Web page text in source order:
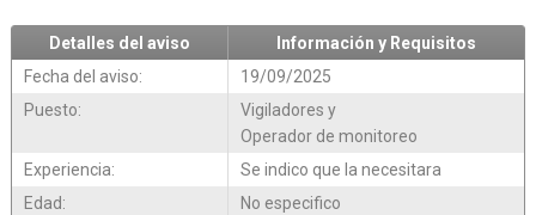
Detalles del aviso
Información y Requisitos
Fecha del aviso:
19/09/2025
Puesto:
Vigiladores y
Operador de monitoreo
Experiencia:
Se indico que la necesitara
Edad:
No especifico